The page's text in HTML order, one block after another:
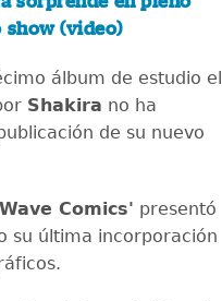
show (video)
álbum de estudio el
Shakira no ha
de su nuevo
Comics' presentó
su última incorporación